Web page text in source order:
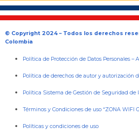
© Copyright 2024 – Todos los derechos
Colombia
Política de Protección de Datos Personales –
Política de derechos de autor y autorización
Política Sistema de Gestión de Seguridad de
Términos y Condiciones de uso “ZONA WIFI
Políticas y condiciones de uso